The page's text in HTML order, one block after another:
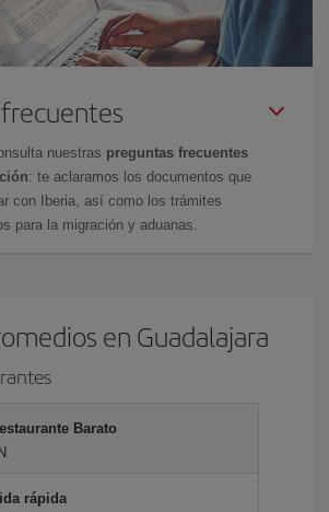
nuestras preguntas frecuentes
: te aclaramos los documentos que
con Iberia, así como los trámites
para la migración y aduanas.
en Guadalajara
Barato
rápida